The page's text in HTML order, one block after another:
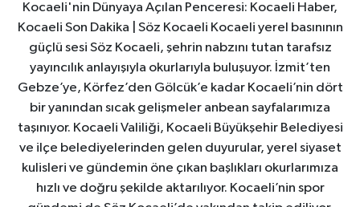
Kocaeli'nin Dünyaya Açılan Penceresi: Kocaeli Haber,
Kocaeli Son Dakika | Söz Kocaeli Kocaeli yerel basınının
güçlü sesi Söz Kocaeli, şehrin nabzını tutan tarafsız
yayıncılık anlayışıyla okurlarıyla buluşuyor. İzmit’ten
Gebze’ye, Körfez’den Gölcük’e kadar Kocaeli’nin dört
bir yanından sıcak gelişmeler anbean sayfalarımıza
taşınıyor. Kocaeli Valiliği, Kocaeli Büyükşehir Belediyesi
ve ilçe belediyelerinden gelen duyurular, yerel siyaset
kulisleri ve gündemin öne çıkan başlıkları okurlarımıza
hızlı ve doğru şekilde aktarılıyor. Kocaeli’nin spor